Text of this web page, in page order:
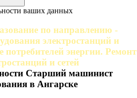
ваших данных
по направлению -
электростанций и
потребителей энергии. Ремонт
и сетей
Старший машинист
в Ангарске